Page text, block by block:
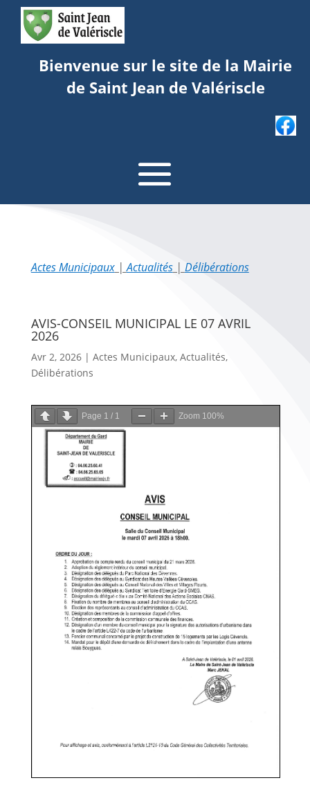
Bienvenue sur le site de la Mairie
de Saint Jean de Valériscle
Actes Municipaux|Actualités| Délibérations
AVIS-CONSEIL MUNICIPAL LE 07 AVRIL
2026
Avr 2, 2026| Actes Municipaux, Actualités,
Délibérations
Page 1 / 1 Zoom 100%